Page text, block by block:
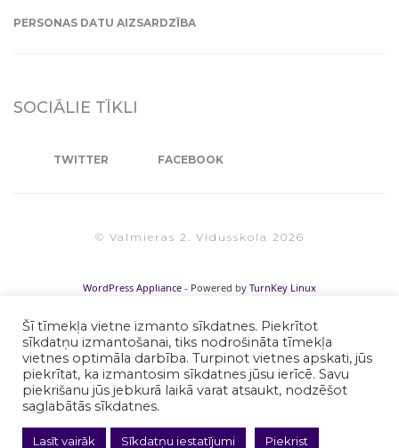
PERSONAS DATU AIZSARDZĪBA
SOCIĀLIE TĪKLI
TWITTER FACEBOOK
© Valmieras 2. Vidusskola 2026
Šī tīmekļa vietne izmanto sīkdatnes. Piekrītot
sīkdatņu izmantošanai, tiks nodrošināta tīmekļa
vietnes optimāla darbība. Turpinot vietnes apskati, jūs
piekrītat, ka izmantosim sīkdatnes jūsu ierīcē. Savu
piekrišanu jūs jebkurā laikā varat atsaukt, nodzēšot
saglabātās sīkdatnes.
Lasīt vairāk Sīkdatņu iestatījumi Piekrist
WordPress Appliance - Powered by TurnKey Linux